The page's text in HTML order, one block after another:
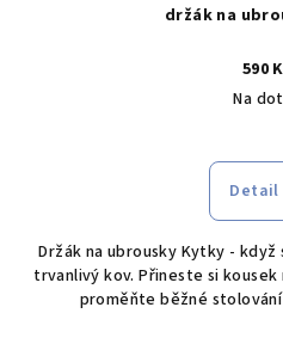
držák na
590
Na
Detail
Držák na ubrousky Kytky -
trvanlivý kov. Přineste si
proměňte běžné